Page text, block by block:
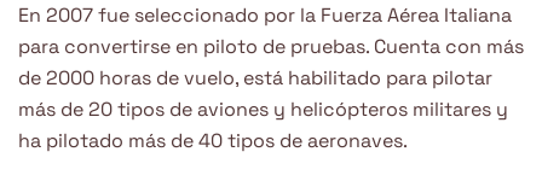
En 2007 fue seleccionado por la Fuerza Aérea Italiana
para convertirse en piloto de pruebas. Cuenta con más
de 2000 horas de vuelo, está habilitado para pilotar
más de 20 tipos de aviones y helicópteros militares y
ha pilotado más de 40 tipos de aeronaves.